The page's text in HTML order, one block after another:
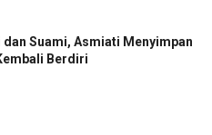
dan Suami, Asmiati Menyimpan
Berdiri